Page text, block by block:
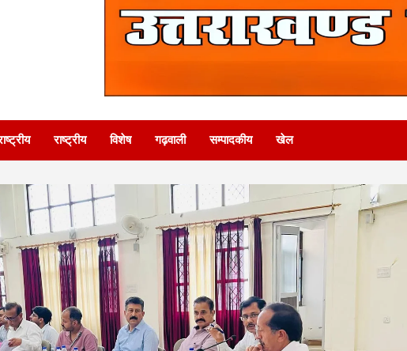
राष्ट्रीय विशेष गढ़वाली सम्पादकीय खेल